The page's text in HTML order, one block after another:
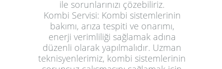
ile sorunlarınızı çözebiliriz.
Kombi Servisi: Kombi sistemlerinin
bakımı, arıza tespiti ve onarımı,
enerji verimliliği sağlamak adına
düzenli olarak yapılmalıdır. Uzman
teknisyenlerimiz, kombi sistemlerinin